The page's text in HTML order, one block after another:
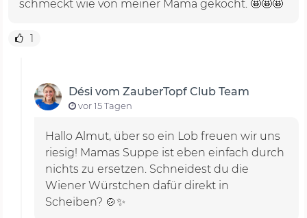
Thermomix®
Video zum Rezept für Kartoffelsuppe angeschaut?
schmeckt wie von meiner Mama gekocht. 🤩🤩🤩
1
Dési vom ZauberTopf Club Team
vor 15 Tagen
Hallo Almut, über so ein Lob freuen wir uns
riesig! Mamas Suppe ist eben einfach durch
nichts zu ersetzen. Schneidest du die
Wiener Würstchen dafür direkt in
Scheiben? 🍲✨